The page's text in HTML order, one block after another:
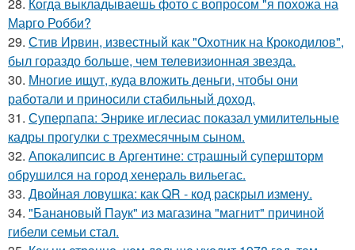
Марго Робби?
29. Стив Ирвин, известный как "Охотник на Крокодилов",
был гораздо больше, чем телевизионная звезда.
30. Многие ищут, куда вложить деньги, чтобы они
работали и приносили стабильный доход.
31. Суперпапа: Энрике иглесиас показал умилительные
кадры прогулки с трехмесячным сыном.
32. Апокалипсис в Аргентине: страшный супершторм
обрушился на город хенераль вильегас.
33. Двойная ловушка: как QR - код раскрыл измену.
34. "Банановый Паук" из магазина "магнит" причиной
гибели семьи стал.